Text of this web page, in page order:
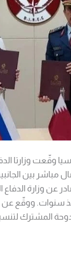
وزارتا
مباشر بين
عن وزارة الدفاع
سنوات. ووقّع عن
المشترك